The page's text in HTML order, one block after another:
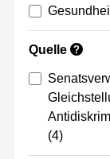
Quelle ?
(4)